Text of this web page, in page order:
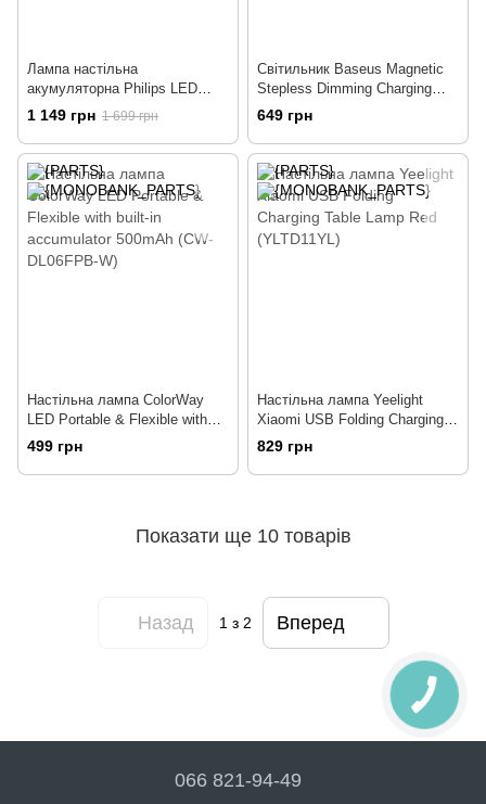
Лампа настільна
акумуляторна Philips LED
Reading Desk lamp Hat біла
(929003241007)
1 149 грн 1 699 грн
Світильник Baseus Magnetic
Stepless Dimming Charging
Dark Gray (DGXC-C0G)
649 грн
Настільна лампа ColorWay
LED Portable & Flexible with
built-in accumulator 500mAh
(CW-DL06FPB-W)
499 грн
Настільна лампа Yeelight
Xiaomi USB Folding Charging
Table Lamp Red (YLTD11YL)
829 грн
Показати ще 10 товарів
Назад 1з 2 Вперед
066 821-94-49